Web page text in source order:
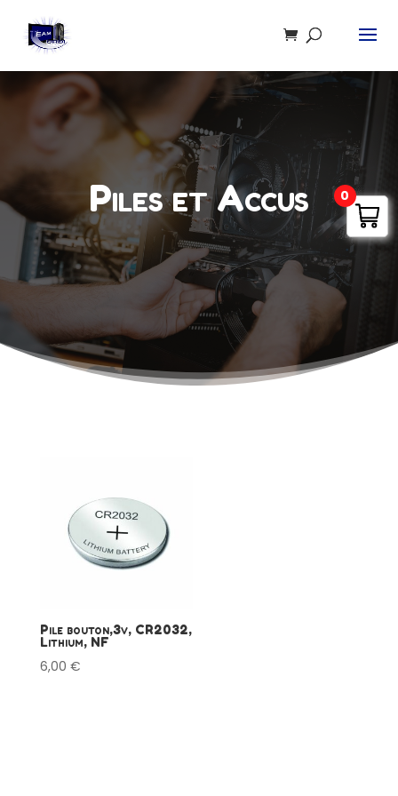
Piles et Accus
Pile bouton,3v, CR2032,
Lithium, NF
6,00 €
0